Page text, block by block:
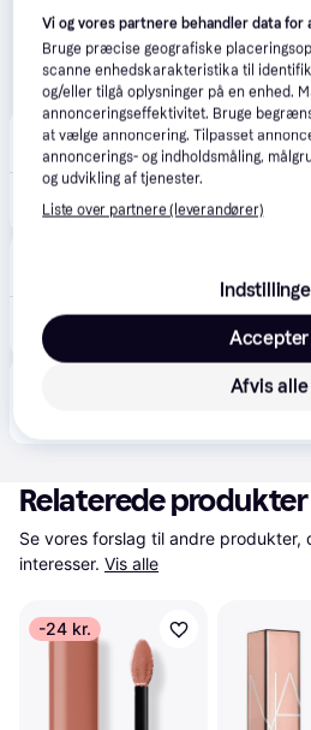
Notino
49 kr. fragt,5-7 dage
butik, som
Relaterede produkter
Se vores forslag til andre produkter,
interesser. Vis alle
-24 kr.
Vi og vores partnere behandler data for
Bruge præcise geografiske
scanne enhedskarakteristika til
og/eller tilgå oplysninger på en enhed.
annonceringseffektivitet. Bruge
at vælge annoncering. Tilpasset
annoncerings- og indholdsmåling,
og udvikling af tjenester.
Liste over partnere (leverandører)
Afvis alle
Accepter